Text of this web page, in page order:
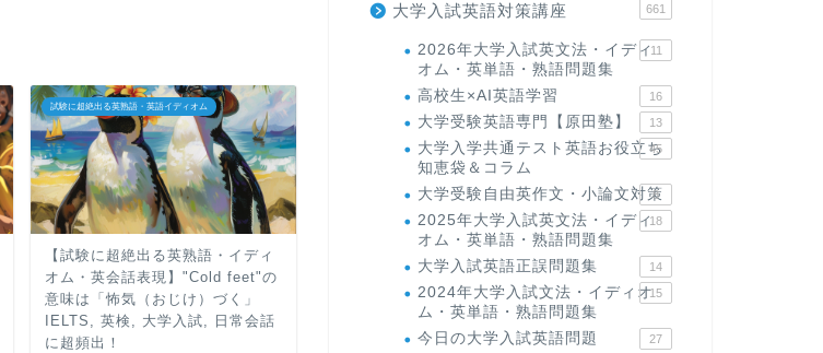
試験に超絶出る英熟語・英語イディオム
【試験に超絶出る英熟語・イディ
オム・英会話表現】"Cold feet"の
意味は「怖気（おじけ）づく」
IELTS, 英検, 大学入試, 日常会話
に超頻出！
大学入試英語対策講座 661
2026年大学入試英文法・イディ
オム・英単語・熟語問題集
11
高校生×AI英語学習 16
大学受験英語専門【原田塾】 13
大学入学共通テスト英語お役立ち
知恵袋＆コラム
45
大学受験自由英作文・小論文対策
8
2025年大学入試英文法・イディ
オム・英単語・熟語問題集
18
大学入試英語正誤問題集 14
2024年大学入試文法・イディオ
ム・英単語・熟語問題集
15
今日の大学入試英語問題 27